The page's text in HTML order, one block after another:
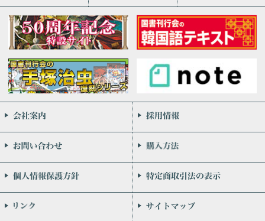
会社案内
お問い合わせ
個人情報保護方針
リンク